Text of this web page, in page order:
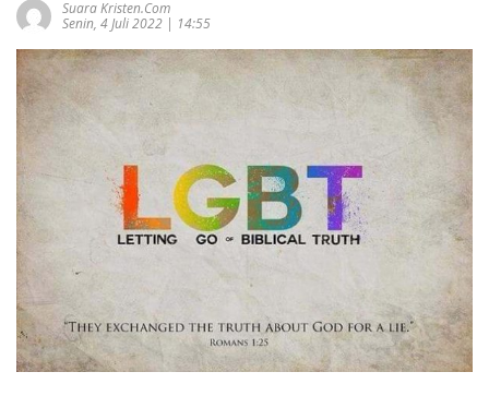
Suara Kristen.com
Senin, 4 Juli 2022 | 14:55